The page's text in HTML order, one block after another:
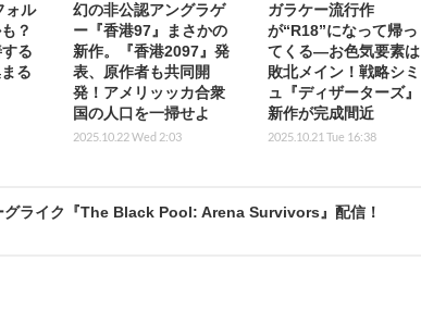
ォル
？
る
る
幻の非公認アングラゲ
ー『香港97』まさかの
新作。『香港2097』発
表、原作者も共同開
発！アメリッッカ合衆
国の人口を一掃せよ
2025.10.22 Wed 2:03
ガラケー流行作
が“R18”になって帰っ
てくる―お色気要素は
敗北メイン！戦略シミ
ュ『ディザーターズ』
新作が完成間近
2025.10.21 Tue 16:38
ライク『The Black Pool: Arena Survivors』配信！